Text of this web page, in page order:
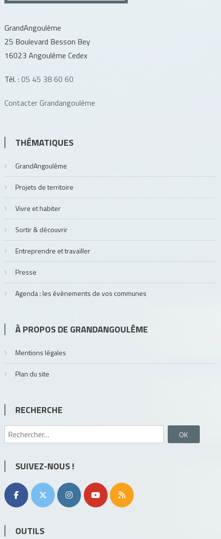
GrandAngoulême
25 Boulevard Besson Bey
16023 Angoulême Cedex
Tél. : 05 45 38 60 60
Contacter Grandangoulême
THÉMATIQUES
GrandAngoulême
Projets de territoire
Vivre et habiter
Sortir & découvrir
Entreprendre et travailler
Presse
Agenda : les évènements de vos communes
À PROPOS DE GRANDANGOULÊME
Mentions légales
Plan du site
RECHERCHE
Rechercher :
SUIVEZ-NOUS !
OUTILS